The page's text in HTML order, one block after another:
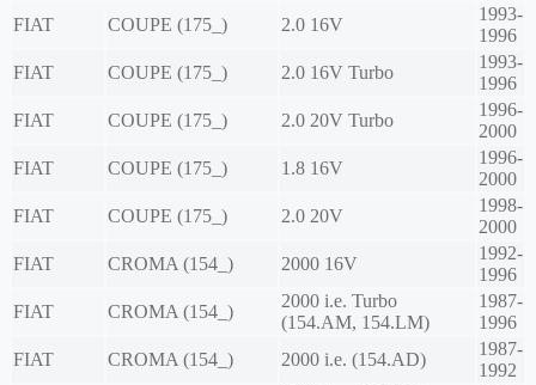
FIAT
COUPE (175_) 2.0 16V
1993-
1996
FIAT
COUPE (175_) 2.0 16V Turbo
1993-
1996
FIAT
COUPE (175_) 2.0 20V Turbo
1996-
2000
FIAT
COUPE (175_) 1.8 16V
1996-
2000
FIAT
COUPE (175_) 2.0 20V
1998-
2000
FIAT
CROMA (154_) 2000 16V
1992-
1996
FIAT
CROMA (154_)
2000 i.e. Turbo
(154.AM, 154.LM)
1987-
1996
FIAT
CROMA (154_) 2000 i.e. (154.AD)
1987-
1992